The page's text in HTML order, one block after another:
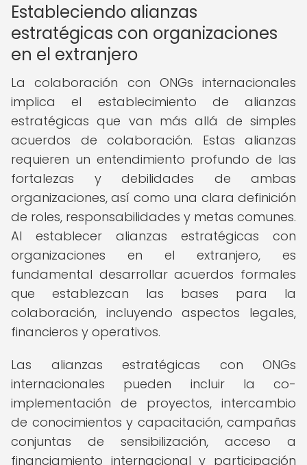
Estableciendo alianzas
estratégicas con organizaciones
en el extranjero
La colaboración con ONGs internacionales
implica el establecimiento de alianzas
estratégicas que van más allá de simples
acuerdos de colaboración. Estas alianzas
requieren un entendimiento profundo de las
fortalezas y debilidades de ambas
organizaciones, así como una clara definición
de roles, responsabilidades y metas comunes.
Al establecer alianzas estratégicas con
organizaciones en el extranjero, es
fundamental desarrollar acuerdos formales
que establezcan las bases para la
colaboración, incluyendo aspectos legales,
financieros y operativos.
Las alianzas estratégicas con ONGs
internacionales pueden incluir la co-
implementación de proyectos, intercambio
de conocimientos y capacitación, campañas
conjuntas de sensibilización, acceso a
financiamiento internacional y participación